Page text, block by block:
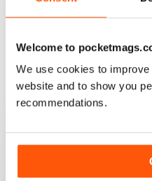
Welcome to
We use cookies to
website and to show you
recommendations.
ESSENTIAL READING
vehicle and bike in the best
CLASSIC
love the variety content